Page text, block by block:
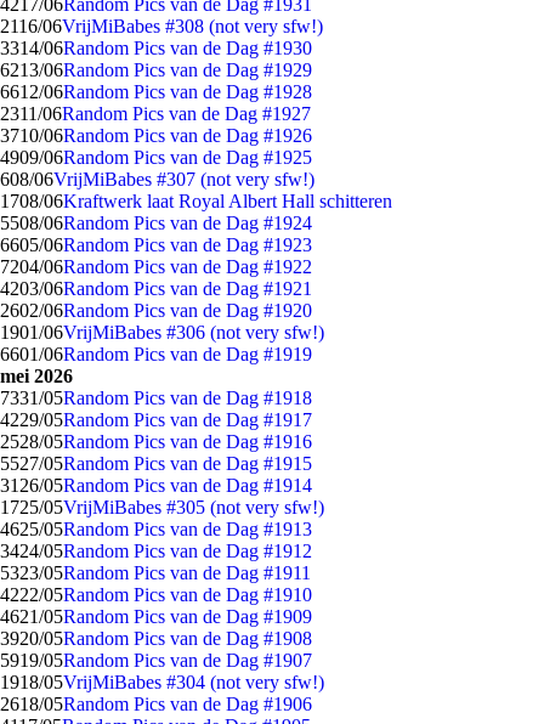
4217/06Random Pics van de Dag #1931
2116/06VrijMiBabes #308 (not very sfw!)
3314/06Random Pics van de Dag #1930
6213/06Random Pics van de Dag #1929
6612/06Random Pics van de Dag #1928
2311/06Random Pics van de Dag #1927
3710/06Random Pics van de Dag #1926
4909/06Random Pics van de Dag #1925
608/06VrijMiBabes #307 (not very sfw!)
1708/06Kraftwerk laat Royal Albert Hall schitteren
5508/06Random Pics van de Dag #1924
6605/06Random Pics van de Dag #1923
7204/06Random Pics van de Dag #1922
4203/06Random Pics van de Dag #1921
2602/06Random Pics van de Dag #1920
1901/06VrijMiBabes #306 (not very sfw!)
6601/06Random Pics van de Dag #1919
mei 2026
7331/05Random Pics van de Dag #1918
4229/05Random Pics van de Dag #1917
2528/05Random Pics van de Dag #1916
5527/05Random Pics van de Dag #1915
31 26/05Random Pics van de Dag #1914
1725/05VrijMiBabes #305 (not very sfw!)
4625/05Random Pics van de Dag #1913
3424/05Random Pics van de Dag #1912
5323/05Random Pics van de Dag #1911
4222/05Random Pics van de Dag #1910
4621/05Random Pics van de Dag #1909
3920/05Random Pics van de Dag #1908
5919/05Random Pics van de Dag #1907
1918/05VrijMiBabes #304 (not very sfw!)
2618/05Random Pics van de Dag #1906